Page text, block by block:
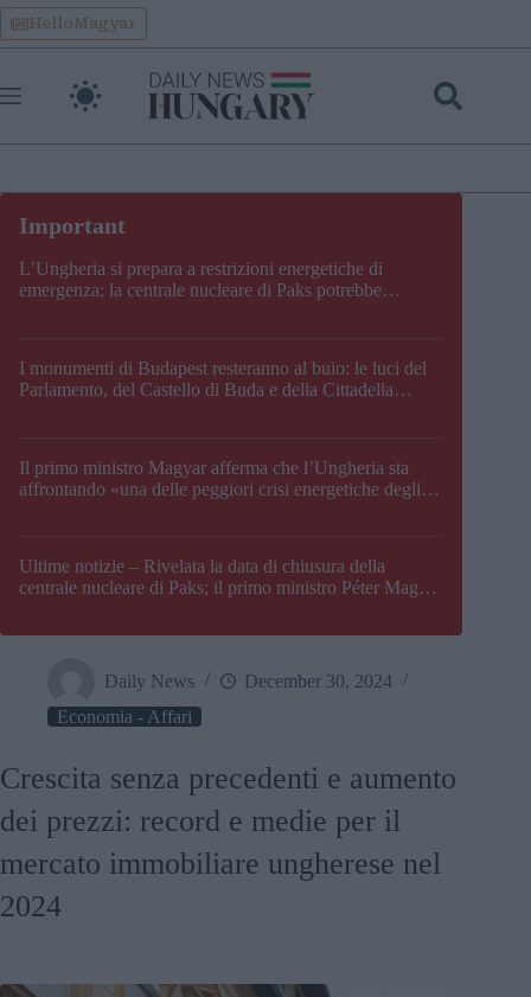
Skip
to
content
HelloMagyar
L’Ungheria si prepara a restrizioni energetiche di
emergenza; la centrale nucleare di Paks potrebbe
I monumenti di Budapest resteranno al buio: le luci del
Parlamento, del Castello di Buda e della Cittadella
Il primo ministro Magyar afferma che l’Ungheria sta
affrontando «una delle peggiori crisi energetiche degli
Ultime notizie – Rivelata la data di chiusura della
centrale nucleare di Paks; il primo ministro Péter Magyar
Daily News
December 30, 2024
Economia - Affari
Crescita senza precedenti e aumento
dei prezzi: record e medie per il
mercato immobiliare ungherese nel
2024